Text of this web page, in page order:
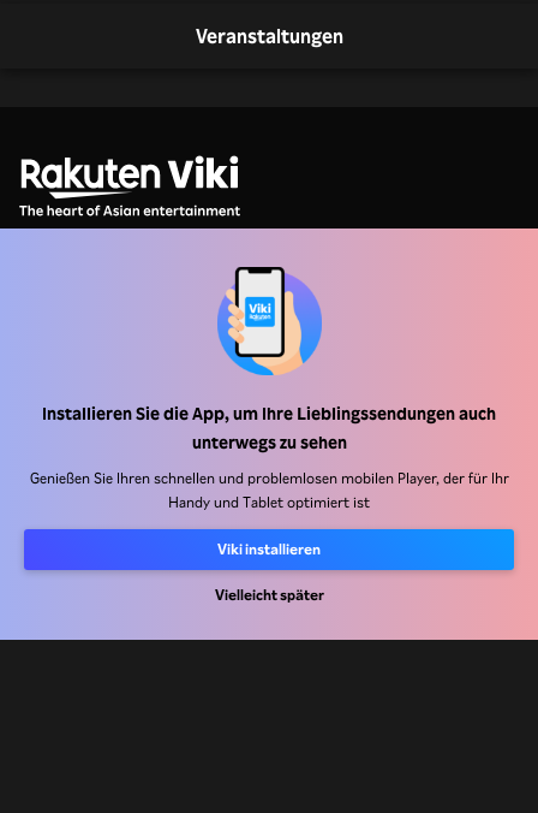
Installieren Sie die App, um Ihre Lieblingssendungen auch
unterwegs zu sehen
Genießen Sie Ihren schnellen und problemlosen mobilen Player, der für Ihr
Handy und Tablet optimiert ist
Viki installieren
Vielleicht später
Veranstaltungen
Werbefachkräfte
Nutzungsbedingungen